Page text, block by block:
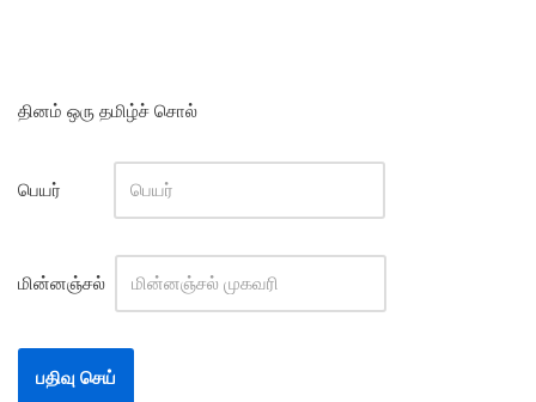
தினம் ஒரு தமிழ்ச் சொல்
பெயர்
மின்னஞ்சல்